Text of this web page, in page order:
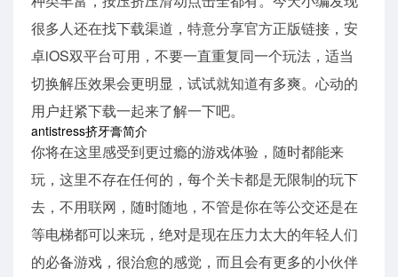
很多人还在找下载渠道，特意分享官方正版链接，安
卓iOS双平台可用，不要一直重复同一个玩法，适当
切换解压效果会更明显，试试就知道有多爽。心动的
用户赶紧下载一起来了解一下吧。
antistress挤牙膏简介
你将在这里感受到更过瘾的游戏体验，随时都能来
玩，这里不存在任何的，每个关卡都是无限制的玩下
去，不用联网，随时随地，不管是你在等公交还是在
等电梯都可以来玩，绝对是现在压力太大的年轻人们
的必备游戏，很治愈的感觉，而且会有更多的小伙伴